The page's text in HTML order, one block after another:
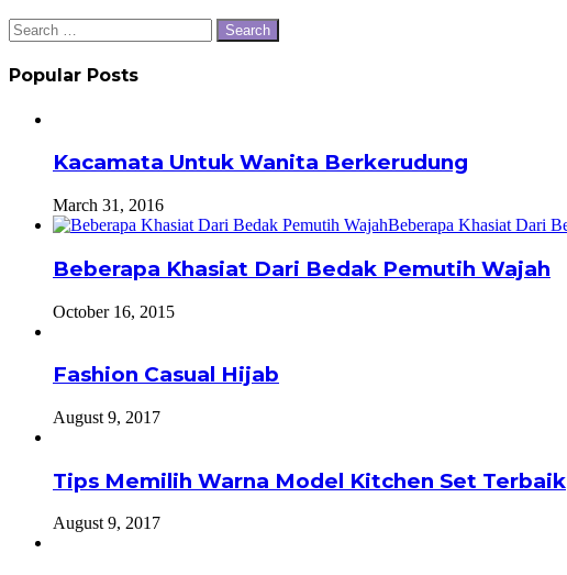
Search
for:
Popular Posts
Kacamata Untuk Wanita Berkerudung
March 31, 2016
Beberapa Khasiat Dari Bedak Pemutih Wajah
October 16, 2015
Fashion Casual Hijab
August 9, 2017
Tips Memilih Warna Model Kitchen Set Terbaik
August 9, 2017